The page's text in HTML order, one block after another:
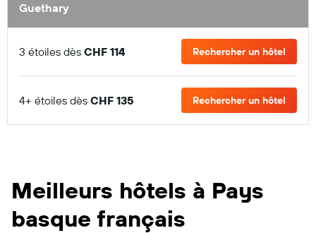
Guethary
3 étoiles dès CHF 114 Rechercher un hôtel
4+ étoiles dès CHF 135 Rechercher un hôtel
Meilleurs hôtels à Pays
basque français